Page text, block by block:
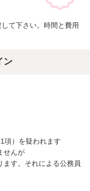
て下さい。時間と費用
ン
項）を疑われます
せんが
す。それによる公務員